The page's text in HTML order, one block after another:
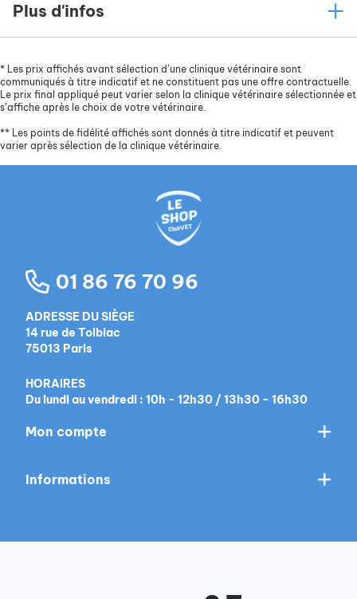
Plus d'infos
* Les prix affichés avant sélection d’une clinique vétérinaire sont
communiqués à titre indicatif et ne constituent pas une offre contractuelle.
Le prix final appliqué peut varier selon la clinique vétérinaire sélectionnée et
s’affiche après le choix de votre vétérinaire.
** Les points de fidélité affichés sont donnés à titre indicatif et peuvent
varier après sélection de la clinique vétérinaire.
01 86 76 70 96
ADRESSE DU SIÈGE
14 rue de Tolbiac
75013 Paris
HORAIRES
Du lundi au vendredi : 10h - 12h30 / 13h30 - 16h30
Mon compte
Informations